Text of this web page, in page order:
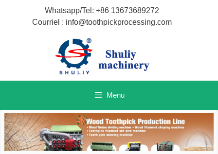
Whatsapp/Tel: +86 13673689272
Courriel : info@toothpickprocessing.com
Menu